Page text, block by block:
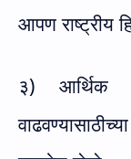
आपण राष्ट्रीय
३)